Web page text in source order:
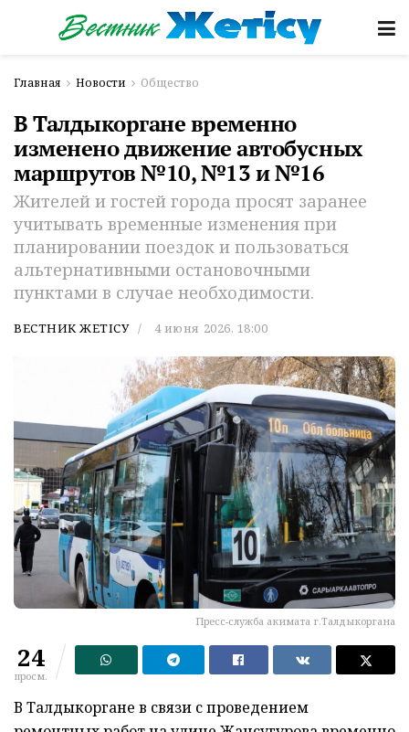
Главная Новости Общество
В Талдыкоргане временно
изменено движение автобусных
маршрутов №10, №13 и №16
Жителей и гостей города просят заранее
учитывать временные изменения при
планировании поездок и пользоваться
альтернативными остановочными
пунктами в случае необходимости.
ВЕСТНИК ЖЕТІСУ 4 июня 2026, 18:00
Пресс-служба акимата г.Талдыкоргана
24
просм.
В Талдыкоргане в связи с проведением